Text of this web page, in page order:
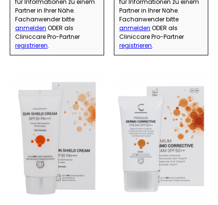
für Informationen zu einem
Partner in Ihrer Nähe.
Fachanwender bitte
anmelden ODER als
Cliniccare Pro-Partner
registrieren.
für Informationen zu einem
Partner in Ihrer Nähe.
Fachanwender bitte
anmelden ODER als
Cliniccare Pro-Partner
registrieren.